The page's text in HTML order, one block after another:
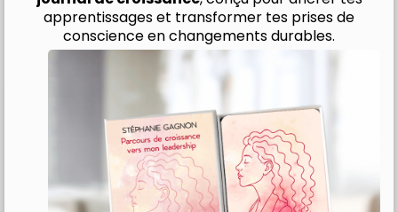
apprentissages et transformer tes prises de
conscience en changements durables.